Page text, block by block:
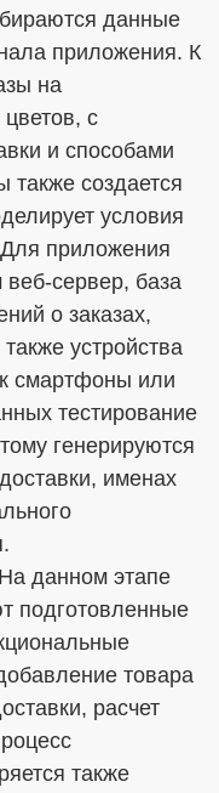
данные
приложения. К
на
с
и способами
создается
условия
приложения
веб-сервер, база
о заказах,
устройства
смартфоны или
тестирование
генерируются
именах
данном этапе
подготовленные
товара
расчет
также